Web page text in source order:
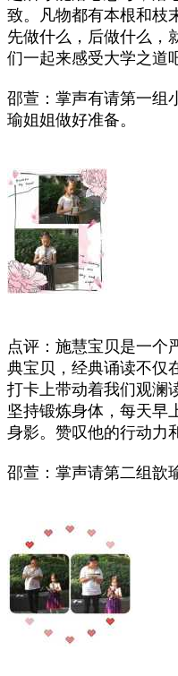
致。凡物都有本根和枝
先做什么，后做什么，
们一起来感受大学之道
邵萱：掌声有请第一组
瑜姐姐做好准备。
点评：施慧宝贝是一个
典宝贝，经典诵读不仅
打卡上带动着我们观澜
坚持锻炼身体，每天早
身影。赞叹他的行动力
邵萱：掌声请第二组歆